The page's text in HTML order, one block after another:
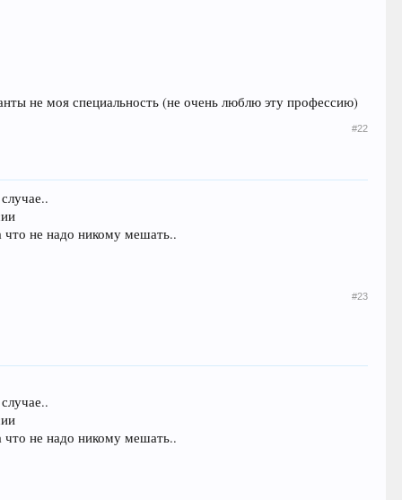
не моя специальность (не очень люблю эту профессию)
#22
что не надо никому мешать..
#23
что не надо никому мешать..